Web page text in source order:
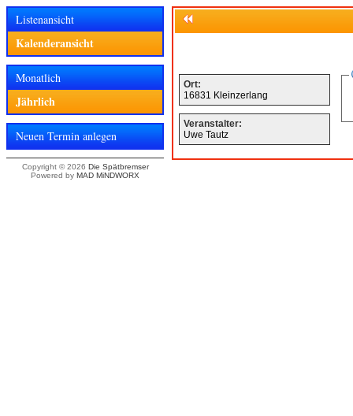
Listenansicht
Kalenderansicht
Monatlich
Jährlich
Neuen Termin anlegen
Copyright © 2026 Die Spätbremser
Powered by MAD MiNDWORX
Ort:
16831 Kleinzerlang
Veranstalter:
Uwe Tautz